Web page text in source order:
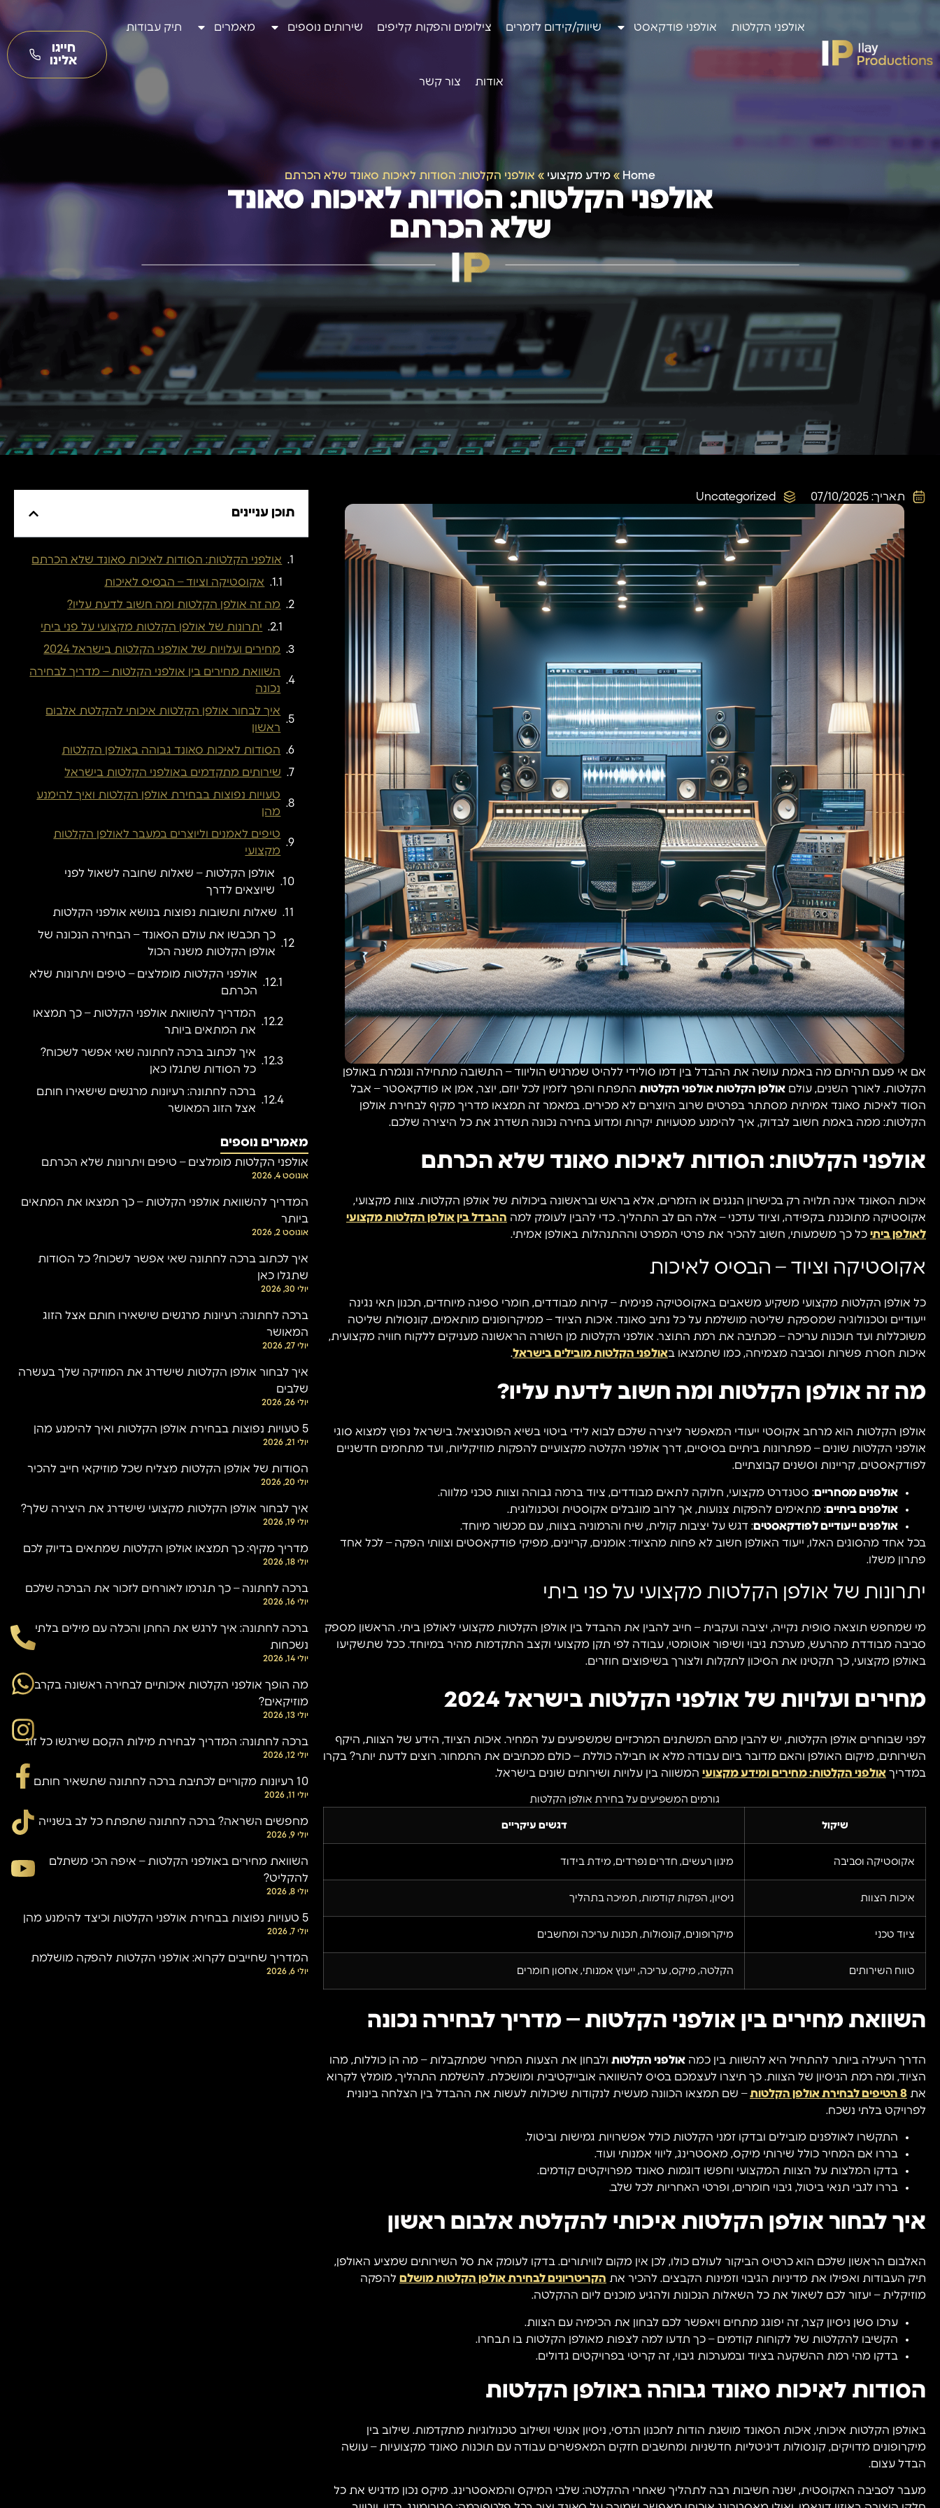
אולפני הקלטות אולפני פודקאסט שיווק/קידום לזמרים צילומים והפקות קליפים שירותים נוספים מאמרים תיק עבודות
אודות צור קשר
חייגו
אלינו
Home
» מידע מקצועי » אולפני הקלטות: הסודות לאיכות סאונד שלא הכרתם
אולפני הקלטות: הסודות לאיכות סאונד
שלא הכרתם
תאריך: 07/10/2025
Uncategorized
אם אי פעם תהיתם מה באמת עושה את ההבדל בין דמו סולידי ללהיט שמרגיש הוליווד – התשובה מתחילה ונגמרת באולפן
הקלטות. לאורך השנים, עולם אולפן הקלטות אולפני הקלטות התפתח והפך לזמין לכל יוזם, יוצר, אמן או פודקאסטר – אבל
הסוד לאיכות סאונד אמיתית מסתתר בפרטים שרוב היוצרים לא מכירים. במאמר זה תמצאו מדריך מקיף לבחירת אולפן
הקלטות: ממה באמת חשוב לבדוק, איך להימנע מטעויות יקרות ומדוע בחירה נכונה תשדרג את כל היצירה שלכם.
אולפני הקלטות: הסודות לאיכות סאונד שלא הכרתם
איכות הסאונד אינה תלויה רק בכישרון הנגנים או הזמרים, אלא בראש ובראשונה ביכולות של אולפן הקלטות. צוות מקצועי,
אקוסטיקה מתוכננת בקפידה, וציוד עדכני – אלה הם לב התהליך. כדי להבין לעומק למה ההבדל בין אולפן הקלטות מקצועי
לאולפן ביתי כל כך משמעותי, חשוב להכיר את פרטי המפרט וההתנהלות באולפן אמיתי.
אקוסטיקה וציוד – הבסיס לאיכות
כל אולפן הקלטות מקצועי משקיע משאבים באקוסטיקה פנימית – קירות מבודדים, חומרי ספיגה מיוחדים, תכנון תאי נגינה
ייעודיים וטכנולוגיה שמספקת שליטה מושלמת על כל נתיב סאונד. איכות הציוד – ממיקרופונים מותאמים, קונסולות שליטה
משוכללות ועד תוכנות עריכה – מכתיבה את רמת התוצר. אולפני הקלטות מן השורה הראשונה מעניקים ללקוח חוויה מקצועית,
איכות חסרת פשרות וסביבה מצמיחה, כמו שתמצאו באולפני הקלטות מובילים בישראל.
מה זה אולפן הקלטות ומה חשוב לדעת עליו?
אולפן הקלטות הוא מרחב אקוסטי ייעודי המאפשר ליצירה שלכם לבוא לידי ביטוי בשיא הפוטנציאל. בישראל נפוץ למצוא סוגי
אולפני הקלטות שונים – מפתרונות ביתיים בסיסיים, דרך אולפני הקלטה מקצועיים להפקות מוזיקליות, ועד מתחמים חדשניים
לפודקאסטים, קריינות וסשנים קבוצתיים.
אולפנים מסחריים: סטנדרט מקצועי, חלוקה לתאים מבודדים, ציוד ברמה גבוהה וצוות טכני מלווה.
אולפנים ביתיים: מתאימים להפקות צנועות, אך לרוב מוגבלים אקוסטית וטכנולוגית.
אולפנים ייעודיים לפודקאסטים: דגש על יציבות קולית, שיח והרמוניה בצוות, עם מכשור מיוחד.
בכל אחד מהסוגים האלו, ייעוד האולפן חשוב לא פחות מהציוד: אומנים, קריינים, מפיקי פודקאסטים וצוותי הפקה – לכל אחד
פתרון משלו.
יתרונות של אולפן הקלטות מקצועי על פני ביתי
מי שמחפש תוצאה סופית נקייה, יציבה ועקבית – חייב להבין את ההבדל בין אולפן הקלטות מקצועי לאולפן ביתי. הראשון מספק
סביבה מבודדת מהרעש, מערכת גיבוי ושיפור אוטומטי, עבודה לפי תקן מקצועי וקצב התקדמות מהיר במיוחד. ככל שתשקיעו
באולפן מקצועי, כך תקטינו את הסיכון לתקלות ולצורך בשיפוצים חוזרים.
מחירים ועלויות של אולפני הקלטות בישראל 2024
לפני שבוחרים אולפן הקלטות, יש להבין מהם המשתנים המרכזיים שמשפיעים על המחיר. איכות הציוד, הידע של הצוות, היקף
השירותים, מיקום האולפן והאם מדובר ביום עבודה מלא או חבילה כוללת – כולם מכתיבים את התמחור. רוצים לדעת יותר? בקרו
במדריך אולפני הקלטות: מחירים ומידע מקצועי המשווה בין עלויות ושירותים שונים בישראל.
גורמים המשפיעים על בחירת אולפן הקלטות
שיקול דגשים עיקריים
אקוסטיקה וסביבה מיגון רעשים, חדרים נפרדים, מידת בידוד
איכות הצוות ניסיון, הפקות קודמות, תמיכה בתהליך
ציוד טכני מיקרופונים, קונסולות, תכנות עריכה ומחשבים
טווח השירותים הקלטה, מיקס, עריכה, ייעוץ אמנותי, אחסון חומרים
השוואת מחירים בין אולפני הקלטות – מדריך לבחירה נכונה
הדרך היעילה ביותר להתחיל היא להשוות בין כמה אולפני הקלטות ולבחון את הצעות המחיר שמתקבלות – מה הן כוללות, מהו
הציוד, ומה רמת הניסיון של הצוות. כך תיצרו לעצמכם בסיס להשוואה אובייקטיבית ומושכלת. להשלמת התהליך, מומלץ לקרוא
את 8 הטיפים לבחירת אולפן הקלטות
– שם תמצאו הכוונה מעשית לנקודות שיכולות לעשות את ההבדל בין הצלחה בינונית
לפרויקט בלתי נשכח.
התקשרו לאולפנים מובילים ובדקו זמני הקלטות כולל אפשרויות גמישות וביטול.
בררו אם המחיר כולל שירותי מיקס, מאסטרינג, ליווי אמנותי ועוד.
בדקו המלצות על הצוות המקצועי וחפשו דוגמות סאונד מפרויקטים קודמים.
בררו לגבי תנאי ביטול, גיבוי חומרים, ופרטי האחריות לכל שלב.
איך לבחור אולפן הקלטות איכותי להקלטת אלבום ראשון
האלבום הראשון שלכם הוא כרטיס הביקור לעולם כולו, לכן אין מקום לוויתורים. בדקו לעומק את סל השירותים שמציע האולפן,
תיק העבודות ואפילו את מדיניות הגיבוי וזמינות הקבצים. להכיר את הקריטריונים לבחירת אולפן הקלטות מושלם להפקה
מוזיקלית – יעזור לכם לשאול את כל השאלות הנכונות ולהגיע מוכנים ליום ההקלטה.
ערכו סשן ניסיון קצר, זה יפוגג מתחים ויאפשר לכם לבחון את הכימיה עם הצוות.
הקשיבו להקלטות של לקוחות קודמים – כך תדעו למה לצפות מאולפן הקלטות בו תבחרו.
בדקו מהי רמת ההשקעה בציוד ובמערכות גיבוי, זה קריטי בפרויקטים גדולים.
הסודות לאיכות סאונד גבוהה באולפן הקלטות
באולפן הקלטות איכותי, איכות הסאונד מושגת הודות לתכנון הנדסי, ניסיון אנושי ושילוב טכנולוגיות מתקדמות. שילוב בין
מיקרופונים מדויקים, קונסולות דיגיטליות חדשניות ומחשבים חזקים המאפשרים עבודה עם תוכנות סאונד מקצועיות – עושה
הבדל עצום.
מעבר לסביבה האקוסטית, ישנה חשיבות רבה לתהליך שאחרי ההקלטה: שלבי המיקס והמאסטרינג. מיקס נכון מדגיש את כל
תוכן עניינים
אולפני הקלטות: הסודות לאיכות סאונד שלא הכרתם
אקוסטיקה וציוד – הבסיס לאיכות
מה זה אולפן הקלטות ומה חשוב לדעת עליו?
יתרונות של אולפן הקלטות מקצועי על פני ביתי
מחירים ועלויות של אולפני הקלטות בישראל 2024
השוואת מחירים בין אולפני הקלטות – מדריך לבחירה
נכונה
איך לבחור אולפן הקלטות איכותי להקלטת אלבום
ראשון
הסודות לאיכות סאונד גבוהה באולפן הקלטות
שירותים מתקדמים באולפני הקלטות בישראל
טעויות נפוצות בבחירת אולפן הקלטות ואיך להימנע
מהן
טיפים לאמנים וליוצרים במעבר לאולפן הקלטות
מקצועי
אולפן הקלטות – שאלות שחובה לשאול לפני
שיוצאים לדרך
שאלות ותשובות נפוצות בנושא אולפני הקלטות
כך תכבשו את עולם הסאונד – הבחירה הנכונה של
אולפן הקלטות משנה הכול
אולפני הקלטות מומלצים – טיפים ויתרונות שלא
הכרתם
המדריך להשוואת אולפני הקלטות – כך תמצאו
את המתאים ביותר
איך לכתוב ברכה לחתונה שאי אפשר לשכוח?
כל הסודות שתגלו כאן
ברכה לחתונה: רעיונות מרגשים שישאירו חותם
אצל הזוג המאושר
מאמרים נוספים
אולפני הקלטות מומלצים – טיפים ויתרונות שלא הכרתם
אוגוסט 4, 2026
המדריך להשוואת אולפני הקלטות – כך תמצאו את המתאים
ביותר
אוגוסט 2, 2026
איך לכתוב ברכה לחתונה שאי אפשר לשכוח? כל הסודות
שתגלו כאן
יולי 30, 2026
ברכה לחתונה: רעיונות מרגשים שישאירו חותם אצל הזוג
המאושר
יולי 27, 2026
איך לבחור אולפן הקלטות שישדרג את המוזיקה שלך בעשרה
שלבים
יולי 26, 2026
5 טעויות נפוצות בבחירת אולפן הקלטות ואיך להימנע מהן
יולי 21, 2026
הסודות של אולפן הקלטות מצליח שכל מוזיקאי חייב להכיר
יולי 20, 2026
איך לבחור אולפן הקלטות מקצועי שישדרג את היצירה שלך?
יולי 19, 2026
מדריך מקיף: כך תמצאו אולפן הקלטות שמתאים בדיוק לכם
יולי 18, 2026
ברכה לחתונה – כך תגרמו לאורחים לזכור את הברכה שלכם
יולי 16, 2026
ברכה לחתונה: איך לרגש את החתן והכלה עם מילים בלתי
נשכחות
יולי 14, 2026
מה הופך אולפני הקלטות איכותיים לבחירה ראשונה בקרב
מוזיקאים?
יולי 13, 2026
ברכה לחתונה: המדריך לבחירת מילות הקסם שירגשו כל זוג
יולי 12, 2026
10 רעיונות מקוריים לכתיבת ברכה לחתונה שתשאיר חותם
יולי 11, 2026
מחפשים השראה? ברכה לחתונה שתפתח כל לב בשנייה
יולי 9, 2026
השוואת מחירים באולפני הקלטות – איפה הכי משתלם
להקליט?
יולי 8, 2026
5 טעויות נפוצות בבחירת אולפני הקלטות וכיצד להימנע מהן
יולי 7, 2026
המדריך שחייבים לקרוא: אולפני הקלטות להפקה מושלמת
יולי 6, 2026